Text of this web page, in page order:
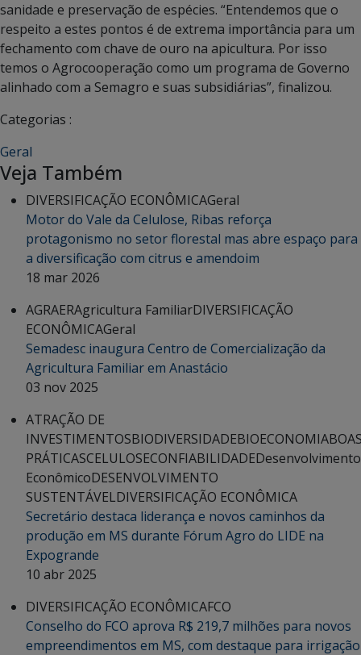
sanidade e preservação de espécies. “Entendemos que o
respeito a estes pontos é de extrema importância para um
fechamento com chave de ouro na apicultura. Por isso
temos o Agrocooperação como um programa de Governo
alinhado com a Semagro e suas subsidiárias”, finalizou.
Categorias :
Geral
Veja Também
DIVERSIFICAÇÃO ECONÔMICAGeral
Motor do Vale da Celulose, Ribas reforça
protagonismo no setor florestal mas abre espaço para
a diversificação com citrus e amendoim
18 mar 2026
AGRAERAgricultura FamiliarDIVERSIFICAÇÃO
ECONÔMICAGeral
Semadesc inaugura Centro de Comercialização da
Agricultura Familiar em Anastácio
03 nov 2025
ATRAÇÃO DE
INVESTIMENTOSBIODIVERSIDADEBIOECONOMIA
PRÁTICASCELULOSECONFIABILIDADEDesenvolvimento
EconômicoDESENVOLVIMENTO
SUSTENTÁVELDIVERSIFICAÇÃO ECONÔMICA
Secretário destaca liderança e novos caminhos da
produção em MS durante Fórum Agro do LIDE na
Expogrande
10 abr 2025
DIVERSIFICAÇÃO ECONÔMICAFCO
Conselho do FCO aprova R$ 219,7 milhões para novos
empreendimentos em MS, com destaque para irrigação